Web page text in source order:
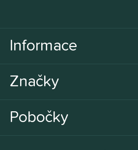
Informace
Značky
Pobočky